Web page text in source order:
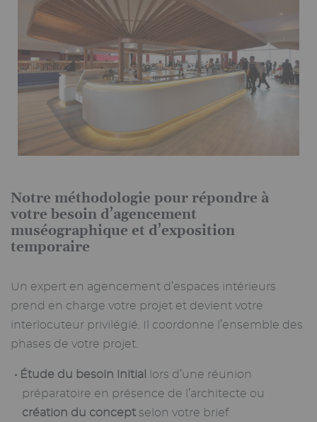
Notre méthodologie pour répondre à
votre besoin d’agencement
muséographique et d’exposition
temporaire
Un expert en agencement d’espaces intérieurs
prend en charge votre projet et devient votre
interlocuteur privilégié. Il coordonne l’ensemble des
phases de votre projet.
Étude du besoin initial
lors d’une réunion
préparatoire en présence de l’architecte ou
création du conceptselon votre brief